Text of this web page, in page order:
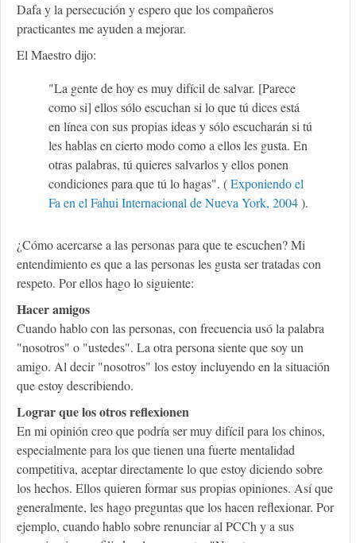
Dafa y la persecución y espero que los compañeros
practicantes me ayuden a mejorar.
El Maestro dijo:
"La gente de hoy es muy difícil de salvar. [Parece
como si] ellos sólo escuchan si lo que tú dices está
en línea con sus propias ideas y sólo escucharán si tú
les hablas en cierto modo como a ellos les gusta. En
otras palabras, tú quieres salvarlos y ellos ponen
condiciones para que tú lo hagas". (Exponiendo el
Fa en el Fahui Internacional de Nueva York, 2004).
¿Cómo acercarse a las personas para que te escuchen? Mi
entendimiento es que a las personas les gusta ser tratadas con
respeto. Por ellos hago lo siguiente:
Hacer amigos
Cuando hablo con las personas, con frecuencia usó la palabra
"nosotros" o "ustedes". La otra persona siente que soy un
amigo. Al decir "nosotros" los estoy incluyendo en la situación
que estoy describiendo.
Lograr que los otros reflexionen
En mi opinión creo que podría ser muy difícil para los chinos,
especialmente para los que tienen una fuerte mentalidad
competitiva, aceptar directamente lo que estoy diciendo sobre
los hechos. Ellos quieren formar sus propias opiniones. Así que
generalmente, les hago preguntas que los hacen reflexionar. Por
ejemplo, cuando hablo sobre renunciar al PCCh y a sus